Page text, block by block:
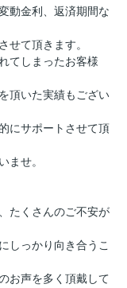
動金利、返済期間な
せて頂きます。
てしまったお客様
頂いた実績もござい
にサポートさせて頂
ませ。
たくさんのご不安が
しっかり向き合うこ
お声を多く頂戴して